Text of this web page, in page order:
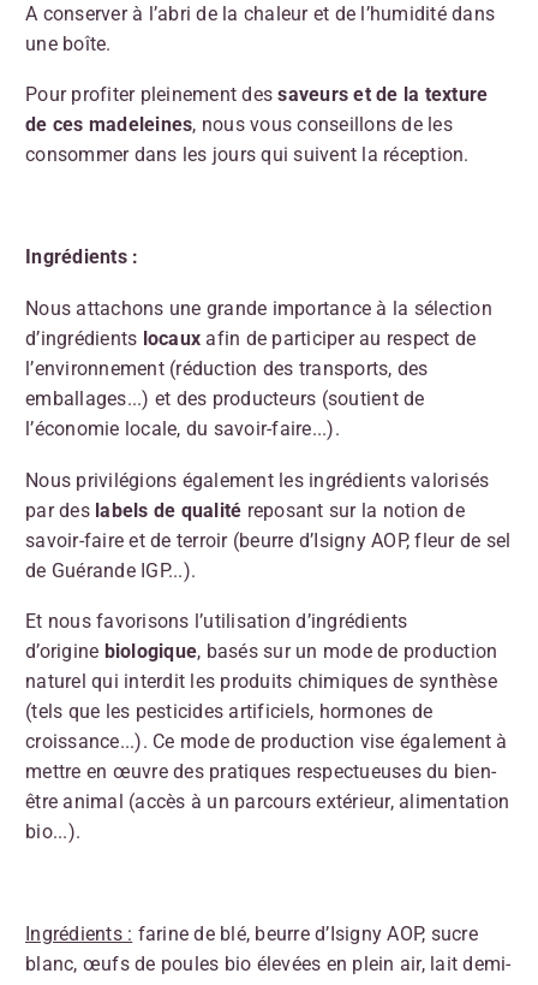
A conserver à l’abri de la chaleur et de l’humidité dans
une boîte.
Pour profiter pleinement dessaveurs et de la texture
de ces madeleines, nous vous conseillons de les
consommer dans les jours qui suivent la réception.
Ingrédients :
Nous attachons une grande importance à la sélection
d’ingrédients locaux afin de participer au respect de
l’environnement (réduction des transports, des
emballages...) et des producteurs (soutient de
l’économie locale, du savoir-faire...).
Nous privilégions également les ingrédients valorisés
par des labels de qualité reposant sur la notion de
savoir-faire et de terroir (beurre d’Isigny AOP, fleur de sel
de Guérande IGP...).
Et nous favorisons l’utilisation d’ingrédients
d’origine biologique, basés sur un mode de production
naturel qui interdit les produits chimiques de synthèse
(tels que les pesticides artificiels, hormones de
croissance...). Ce mode de production vise également à
mettre en œuvre des pratiques respectueuses du bien-
être animal (accès à un parcours extérieur, alimentation
bio...).
Ingrédients : farine de blé, beurre d’Isigny AOP, sucre
blanc, œufs de poules bio élevées en plein air, lait demi-